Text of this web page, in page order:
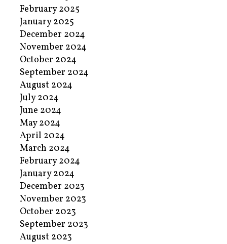
February 2025
January 2025
December 2024
November 2024
October 2024
September 2024
August 2024
July 2024
June 2024
May 2024
April 2024
March 2024
February 2024
January 2024
December 2023
November 2023
October 2023
September 2023
August 2023